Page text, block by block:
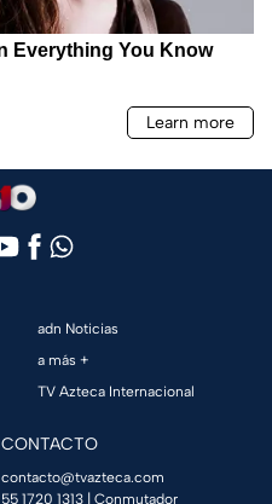
adn Noticias
a más +
TV Azteca Internacional
CONTACTO
contacto@tvazteca.com
55 1720 1313 | Conmutador